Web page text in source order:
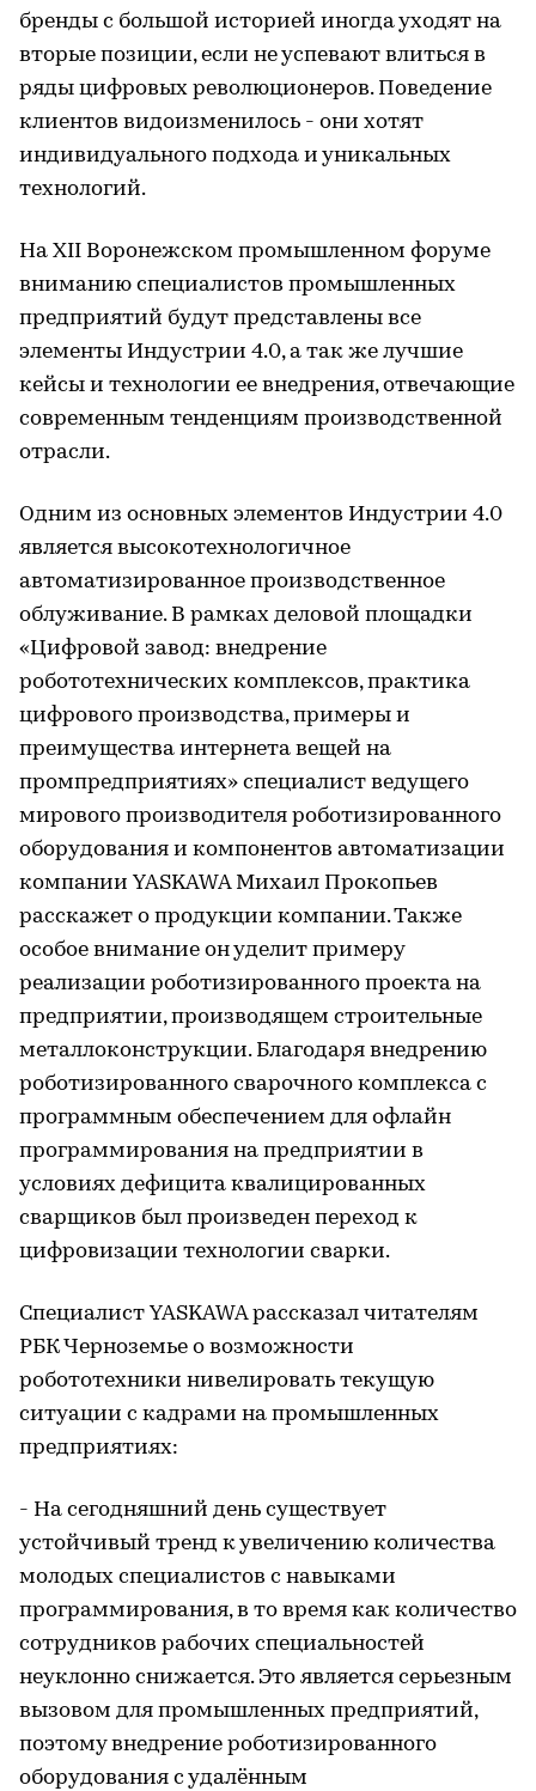
бренды с большой историей иногда уходят на
вторые позиции, если не успевают влиться в
ряды цифровых революционеров. Поведение
клиентов видоизменилось - они хотят
индивидуального подхода и уникальных
технологий.
На XII Воронежском промышленном форуме
вниманию специалистов промышленных
предприятий будут представлены все
элементы Индустрии 4.0, а так же лучшие
кейсы и технологии ее внедрения, отвечающие
современным тенденциям производственной
отрасли.
Одним из основных элементов Индустрии 4.0
является высокотехнологичное
автоматизированное производственное
облуживание. В рамках деловой площадки
«Цифровой завод: внедрение
робототехнических комплексов, практика
цифрового производства, примеры и
преимущества интернета вещей на
промпредприятиях» специалист ведущего
мирового производителя роботизированного
оборудования и компонентов автоматизации
компании YASKAWA Михаил Прокопьев
расскажет о продукции компании. Также
особое внимание он уделит примеру
реализации роботизированного проекта на
предприятии, производящем строительные
металлоконструкции. Благодаря внедрению
роботизированного сварочного комплекса с
программным обеспечением для офлайн
программирования на предприятии в
условиях дефицита квалицированных
сварщиков был произведен переход к
цифровизации технологии сварки.
Специалист YASKAWA рассказал читателям
РБК Черноземье о возможности
робототехники нивелировать текущую
ситуации с кадрами на промышленных
предприятиях:
- На сегодняшний день существует
устойчивый тренд к увеличению количества
молодых специалистов с навыками
программирования, в то время как количество
сотрудников рабочих специальностей
неуклонно снижается. Это является серьезным
вызовом для промышленных предприятий,
поэтому внедрение роботизированного
оборудования с удалённым